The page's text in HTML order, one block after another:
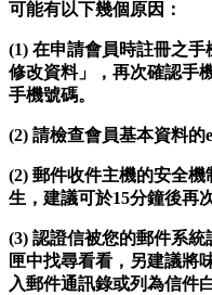
可能有以下幾個原因：
(1) 在申請會員時註冊之
修改資料」，再次確認手
手機號碼。
(2) 請檢查會員基本資料的
(2) 郵件收件主機的安全
生，建議可於15分鐘後再
(3) 認證信被您的郵件系統
匣中找尋看看，另建議將
入郵件通訊錄或列為信件